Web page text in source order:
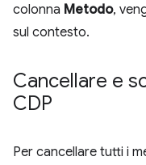
colonna Metodo,
sul contesto.
Cancellare e
CDP
Per cancellare tutti i